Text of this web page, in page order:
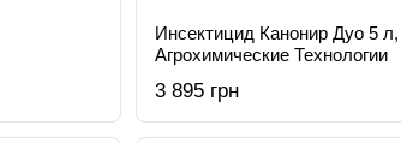
Инсектицид Канонир Дуо 5 л,
Агрохимические Технологии
3 895 грн